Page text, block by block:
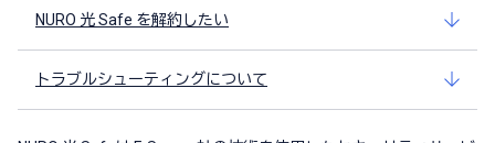
NURO 光 Safe を解約したい
トラブルシューティングについて